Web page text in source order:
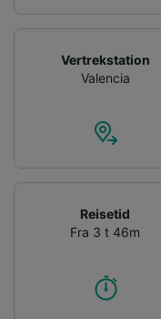
Vertrekstation
Valencia
Reisetid
Fra 3 t 46m